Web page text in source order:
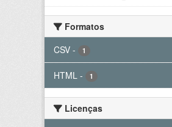
Formatos
CSV - 1
HTML - 1
Licenças